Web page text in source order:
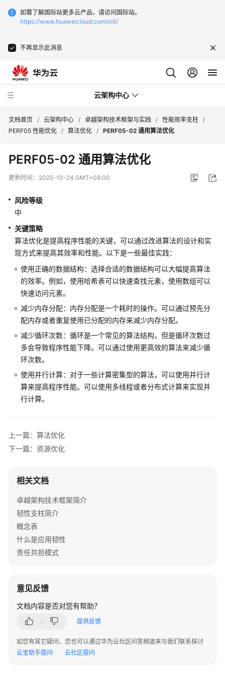
如需了解国际站更多云产品，请访问国际站。
https://www.huaweicloud.com/intl/
不再显示此消息
云架构中心
越
架
技
术
框
架
与
实
卓
越
架
构
术
框
架
简
介
支
全
性
支
柱
性
能
效
柱
性
率
支
文档首页 / 云架构中心 / 卓越架构技术框架与实践 / 性能效率支柱 /
PERF05 性能优化 / 算法优化 / PERF05-02 通用算法优化
PERF05-02 通用算法优化
更新时间： 2025-10-24 GMT+08:00
风险等级
中
关键策略
算法优化是提高程序性能的关键，可以通过改进算法的设计和实
现方式来提高其效率和性能。以下是一些最佳实践：
使用正确的数据结构：选择合适的数据结构可以大幅提高算法
的效率。例如，使用哈希表可以快速查找元素，使用数组可以
快速访问元素。
减少内存分配：内存分配是一个耗时的操作。可以通过预先分
配内存或者重复使用已分配的内存来减少内存分配。
减少循环次数：循环是一个常见的算法结构，但是循环次数过
多会导致程序性能下降。可以通过使用更高效的算法来减少循
环次数。
使用并行计算：对于一些计算密集型的算法，可以使用并行计
算来提高程序性能。可以使用多线程或者分布式计算来实现并
行计算。
上一篇：算法优化
下一篇：资源优化
相关文档
卓越架构技术框架简介
韧性支柱简介
概念表
什么是应用韧性
责任共担模式
意见反馈
文档内容是否对您有帮助？
提供反馈
如您有其它疑问，您也可以通过华为云社区问答频道来与我们联系探讨
云宝助手提问
云社区提问